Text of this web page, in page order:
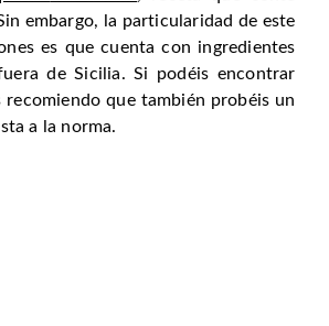
embargo, la particularidad de este
es que cuenta con ingredientes
de Sicilia. Si podéis encontrar
recomiendo que también probéis un
a la norma.